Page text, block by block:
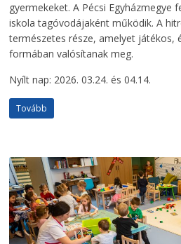
gyermekeket. A Pécsi Egyházmegye
iskola tagóvodájaként működik. A
természetes része, amelyet játékos,
formában valósítanak meg.
Nyílt nap: 2026. 03.24. és 04.14.
Tovább